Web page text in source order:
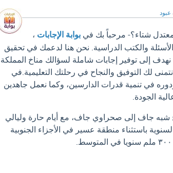
عبود
معتدل شتاء؟- مرحباً بك في بوابة الإجابات ،
والكتب الدراسية. نحن هنا لدعمك في تحقيق
نهدف إلى توفير إجابات شاملة لسؤالك مناخ المملكة
لك التوفيق والنجاح في رحلتك التعليمية.في
ودوره في تنمية قدرات الدارسين، وكما نعمل جاهدين
الجودة.
شبه جاف إلى صحراوي جاف، مع أيام حارة وليالي
باستثناء منطقة عسير في الأجزاء الجنوبية